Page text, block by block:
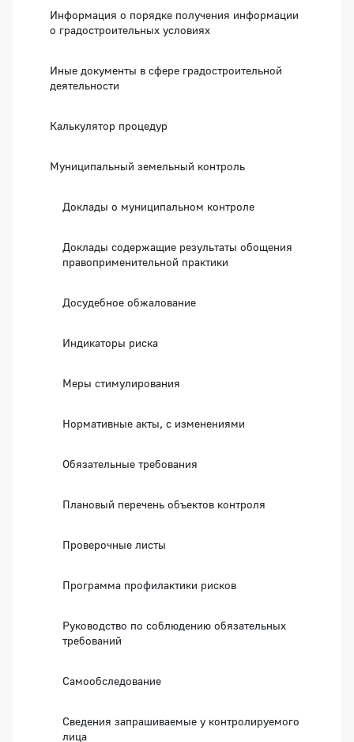
Информация о порядке получения информации
о градостроительных условиях
Иные документы в сфере градостроительной
деятельности
Калькулятор процедур
Муниципальный земельный контроль
Доклады о муниципальном контроле
Доклады содержащие результаты обощения
правоприменительной практики
Досудебное обжалование
Индикаторы риска
Меры стимулирования
Нормативные акты, с изменениями
Обязательные требования
Плановый перечень объектов контроля
Проверочные листы
Программа профилактики рисков
Руководство по соблюдению обязательных
требований
Самообследование
Сведения запрашиваемые у контролируемого
лица